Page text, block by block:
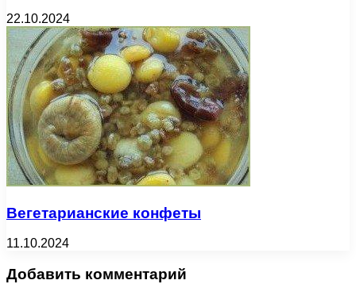
22.10.2024
Вегетарианские конфеты
11.10.2024
Добавить комментарий